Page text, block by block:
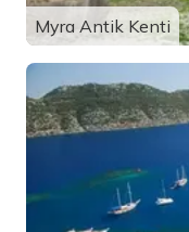
Myra Antik Kenti